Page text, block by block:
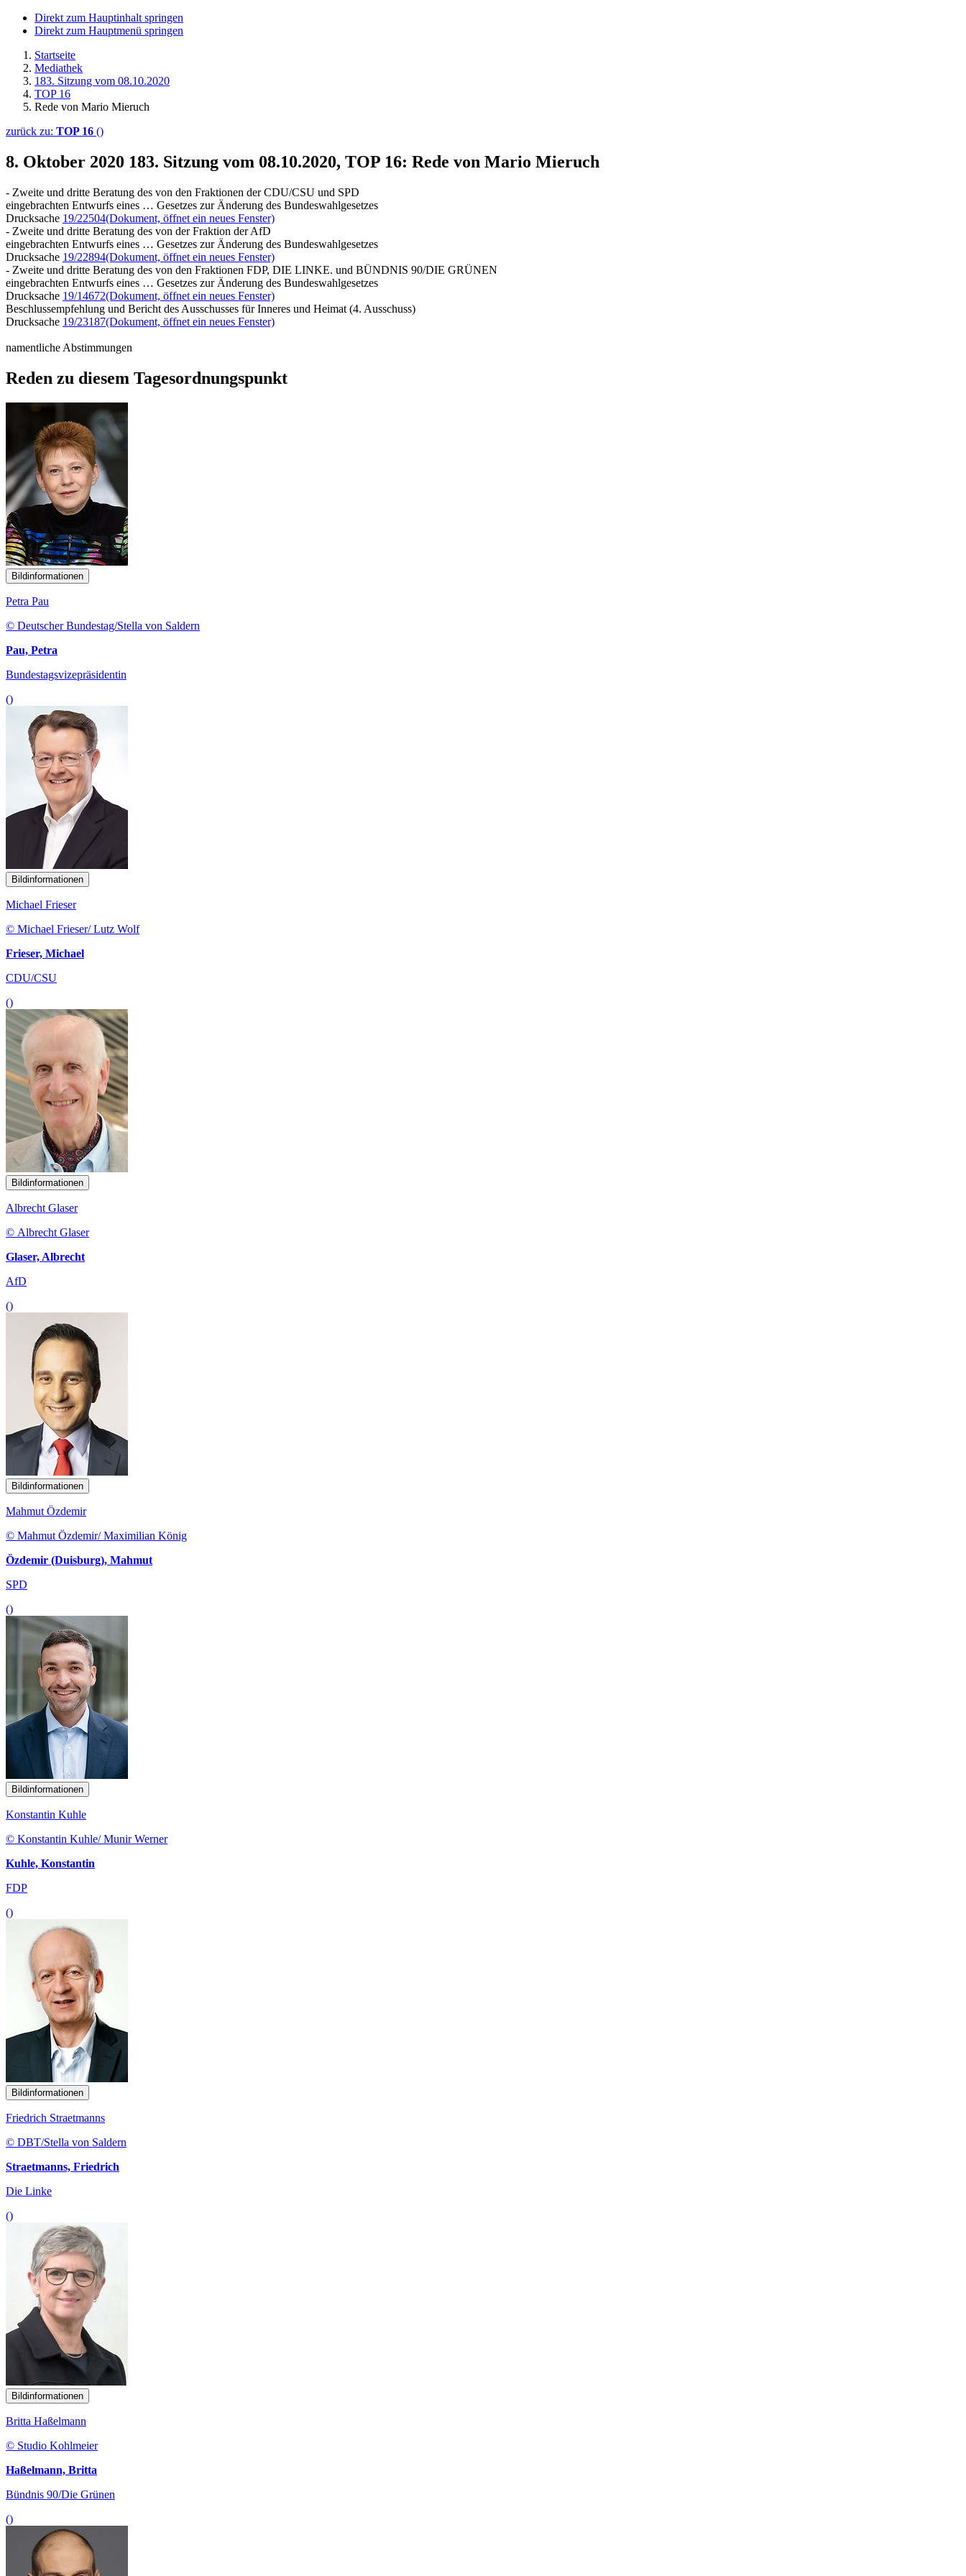
Direkt zum Hauptinhalt springen
Direkt zum Hauptmenü springen
Startseite
Mediathek
183. Sitzung vom 08.10.2020
TOP 16
Rede von Mario Mieruch
zurück zu: TOP 16 ()
8. Oktober 2020 183. Sitzung vom 08.10.2020, TOP 16: Rede von Mario Mieruch
- Zweite und dritte Beratung des von den Fraktionen der CDU/CSU und SPD
eingebrachten Entwurfs eines … Gesetzes zur Änderung des Bundeswahlgesetzes
Drucksache 19/22504(Dokument, öffnet ein neues Fenster)
- Zweite und dritte Beratung des von der Fraktion der AfD
eingebrachten Entwurfs eines … Gesetzes zur Änderung des Bundeswahlgesetzes
Drucksache 19/22894(Dokument, öffnet ein neues Fenster)
- Zweite und dritte Beratung des von den Fraktionen FDP, DIE LINKE. und BÜNDNIS 90/DIE GRÜNEN
eingebrachten Entwurfs eines … Gesetzes zur Änderung des Bundeswahlgesetzes
Drucksache 19/14672(Dokument, öffnet ein neues Fenster)
Beschlussempfehlung und Bericht des Ausschusses für Inneres und Heimat (4. Ausschuss)
Drucksache 19/23187(Dokument, öffnet ein neues Fenster)
namentliche Abstimmungen
Reden zu diesem Tagesordnungspunkt
Bildinformationen
Petra Pau
© Deutscher Bundestag/Stella von Saldern
Pau, Petra
Bundestagsvizepräsidentin
()
Bildinformationen
Michael Frieser
© Michael Frieser/ Lutz Wolf
Frieser, Michael
CDU/CSU
()
Bildinformationen
Albrecht Glaser
© Albrecht Glaser
Glaser, Albrecht
AfD
()
Bildinformationen
Mahmut Özdemir
© Mahmut Özdemir/ Maximilian König
Özdemir (Duisburg), Mahmut
SPD
()
Bildinformationen
Konstantin Kuhle
© Konstantin Kuhle/ Munir Werner
Kuhle, Konstantin
FDP
()
Bildinformationen
Friedrich Straetmanns
© DBT/Stella von Saldern
Straetmanns, Friedrich
Die Linke
()
Bildinformationen
Britta Haßelmann
© Studio Kohlmeier
Haßelmann, Britta
Bündnis 90/Die Grünen
()